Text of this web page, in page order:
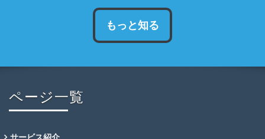
もっと知る
ページ一覧